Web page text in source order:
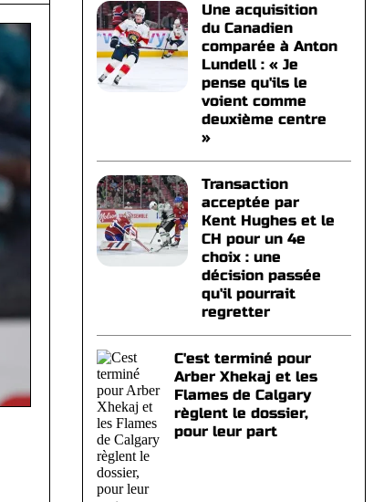
Une acquisition
du Canadien
comparée à Anton
Lundell : « Je
pense qu'ils le
voient comme
deuxième centre
»
Transaction
acceptée par
Kent Hughes et le
CH pour un 4e
choix : une
décision passée
qu'il pourrait
regretter
C'est terminé pour
Arber Xhekaj et les
Flames de Calgary
règlent le dossier,
pour leur part